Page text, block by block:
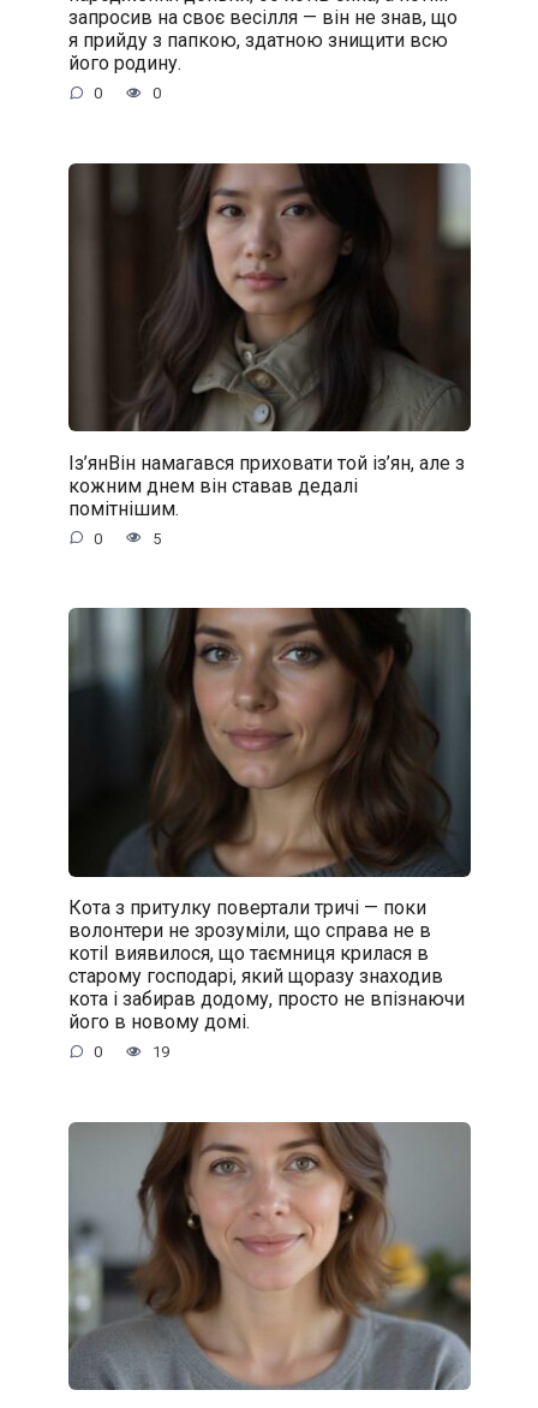
запросив на своє весілля — він не знав, що
я прийду з папкою, здатною знищити всю
його родину.
0 0
Із’янВін намагався приховати той із’ян, але з
кожним днем він ставав дедалі
помітнішим.
0 5
Кота з притулку повертали тричі — поки
волонтери не зрозуміли, що справа не в
котіІ виявилося, що таємниця крилася в
старому господарі, який щоразу знаходив
кота і забирав додому, просто не впізнаючи
його в новому домі.
0 19